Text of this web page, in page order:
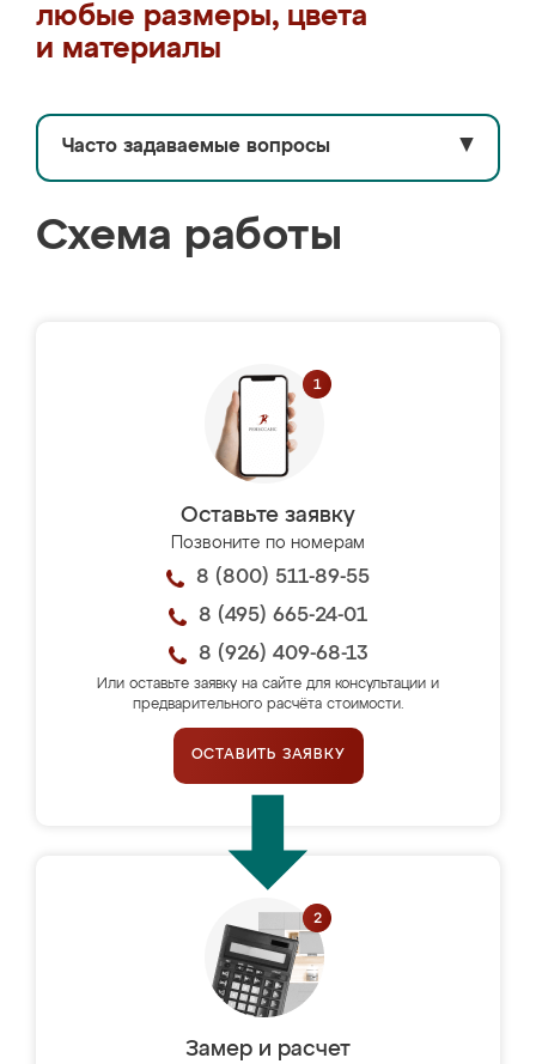
любые размеры, цвета
и материалы
Часто задаваемые вопросы ▼
Схема работы
Оставьте заявку
Позвоните по номерам
8 (800) 511-89-55
8 (495) 665-24-01
8 (926) 409-68-13
Или оставьте заявку на сайте для консультации и
предварительного расчёта стоимости.
ОСТАВИТЬ ЗАЯВКУ
Замер и расчет